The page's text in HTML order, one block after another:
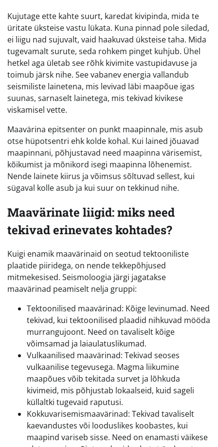
Kujutage ette kahte suurt, karedat kivipinda, mida te
üritate üksteise vastu lükata. Kuna pinnad pole siledad,
ei liigu nad sujuvalt, vaid haakuvad üksteise taha. Mida
tugevamalt surute, seda rohkem pinget kuhjub. Ühel
hetkel aga ületab see rõhk kivimite vastupidavuse ja
toimub järsk nihe. See vabanev energia vallandub
seismiliste lainetena, mis levivad läbi maapõue igas
suunas, sarnaselt lainetega, mis tekivad kivikese
viskamisel vette.
Maavärina epitsenter on punkt maapinnale, mis asub
otse hüpotsentri ehk kolde kohal. Kui lained jõuavad
maapinnani, põhjustavad need maapinna värisemist,
kõikumist ja mõnikord isegi maapinna lõhenemist.
Nende lainete kiirus ja võimsus sõltuvad sellest, kui
sügaval kolle asub ja kui suur on tekkinud nihe.
Maavärinate liigid: miks need
tekivad erinevates kohtades?
Kuigi enamik maavärinaid on seotud tektooniliste
plaatide piiridega, on nende tekkepõhjused
mitmekesised. Seismoloogia järgi jagatakse
maavärinad peamiselt nelja gruppi:
Tektoonilised maavärinad: Kõige levinumad. Need
tekivad, kui tektoonilised plaadid nihkuvad mööda
murrangujoont. Need on tavaliselt kõige
võimsamad ja laiaulatuslikumad.
Vulkaanilised maavärinad: Tekivad seoses
vulkaanilise tegevusega. Magma liikumine
maapõues võib tekitada survet ja lõhkuda
kivimeid, mis põhjustab lokaalseid, kuid sageli
küllaltki tugevaid raputusi.
Kokkuvarisemismaavärinad: Tekivad tavaliselt
kaevandustes või looduslikes koobastes, kui
maapind variseb sisse. Need on enamasti väikese